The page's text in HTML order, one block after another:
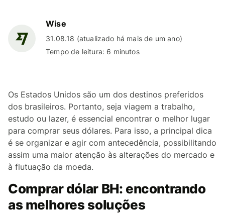
Wise
31.08.18 (atualizado há mais de um ano)
Tempo de leitura: 6 minutos
Os Estados Unidos são um dos destinos preferidos
dos brasileiros. Portanto, seja viagem a trabalho,
estudo ou lazer, é essencial encontrar o melhor lugar
para comprar seus dólares. Para isso, a principal dica
é se organizar e agir com antecedência, possibilitando
assim uma maior atenção às alterações do mercado e
à flutuação da moeda.
Comprar dólar BH: encontrando
as melhores soluções